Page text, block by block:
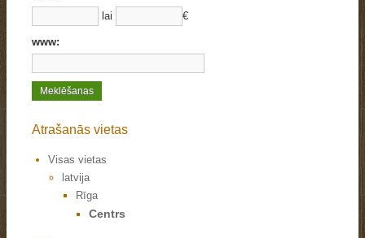
lai
€
www:
Atrašanās vietas
Visas vietas
latvija
Rīga
Centrs